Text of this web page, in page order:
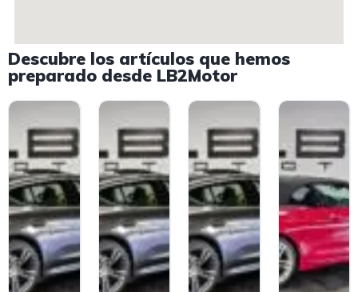
Descubre los artículos que hemos
preparado desde LB2Motor